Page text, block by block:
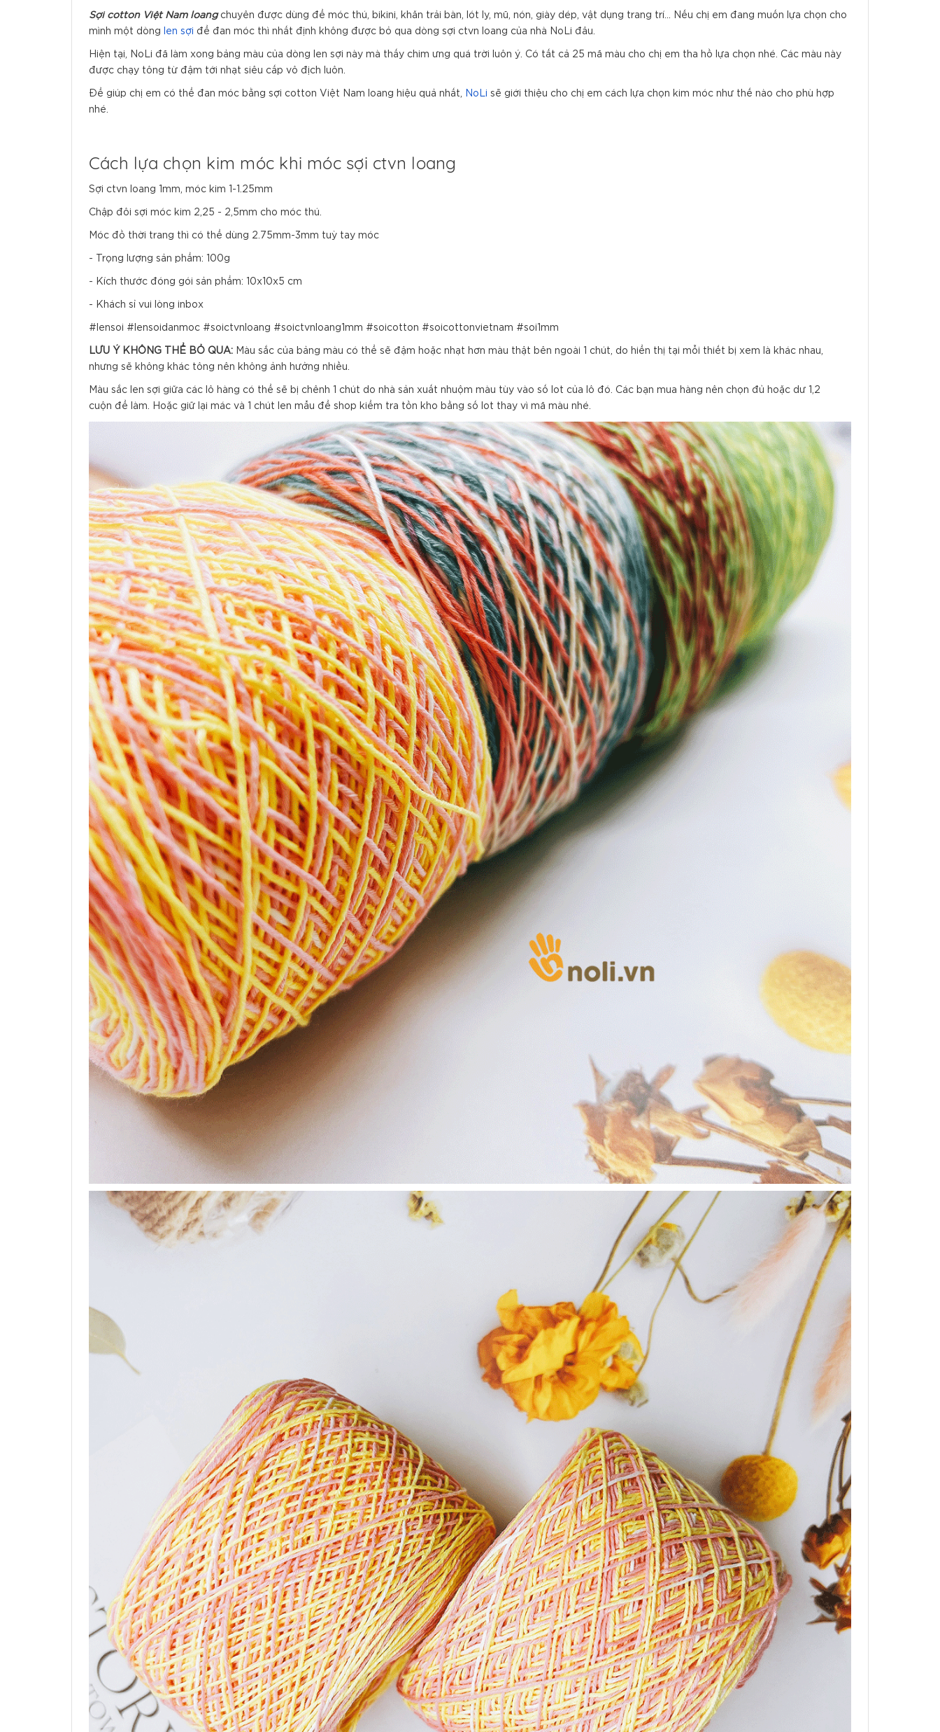
Sợi cotton Việt Nam loang chuyên được dùng để móc thú, bikini, khăn trải bàn, lót ly, mũ, nón, giày dép, vật dụng trang trí... Nếu chị em đang muốn lựa chọn cho
mình một dòng
len sợi để đan móc thì nhất định không được bỏ qua dòng sợi ctvn loang của nhà NoLi đâu.
Hiện tại, NoLi đã làm xong bảng màu của dòng len sợi này mà thấy chim ưng quá trời luôn ý. Có tất cả 25 mã màu cho chị em tha hồ lựa chọn nhé. Các màu này
được chạy tông từ đậm tới nhạt siêu cấp vô địch luôn.
Để giúp chị em có thể đan móc bằng sợi cotton Việt Nam loang hiệu quả nhất, NoLi sẽ giới thiệu cho chị em cách lựa chọn kim móc như thế nào cho phù hợp
nhé.
Cách lựa chọn kim móc khi móc sợi ctvn loang
Sợi ctvn loang 1mm, móc kim 1-1.25mm
Chập đôi sợi móc kim 2,25 - 2,5mm cho móc thú.
Móc đồ thời trang thì có thể dùng 2.75mm-3mm tuỳ tay móc
- Trọng lượng sản phẩm: 100g
- Kích thước đóng gói sản phẩm: 10x10x5 cm
- Khách sỉ vui lòng inbox
#lensoi #lensoidanmoc #soictvnloang #soictvnloang1mm #soicotton #soicottonvietnam #soi1mm
LƯU Ý KHÔNG THỂ BỎ QUA: Màu sắc của bảng màu có thể sẽ đậm hoặc nhạt hơn màu thật bên ngoài 1 chút, do hiển thị tại mỗi thiết bị xem là khác nhau,
nhưng sẽ không khác tông nên không ảnh hưởng nhiều.
Màu sắc len sợi giữa các lô hàng có thể sẽ bị chênh 1 chút do nhà sản xuất nhuộm màu tùy vào số lot của lô đó. Các bạn mua hàng nên chọn đủ hoặc dư 1,2
cuộn để làm. Hoặc giữ lại mác và 1 chút len mẫu để shop kiểm tra tồn kho bằng số lot thay vì mã màu nhé.